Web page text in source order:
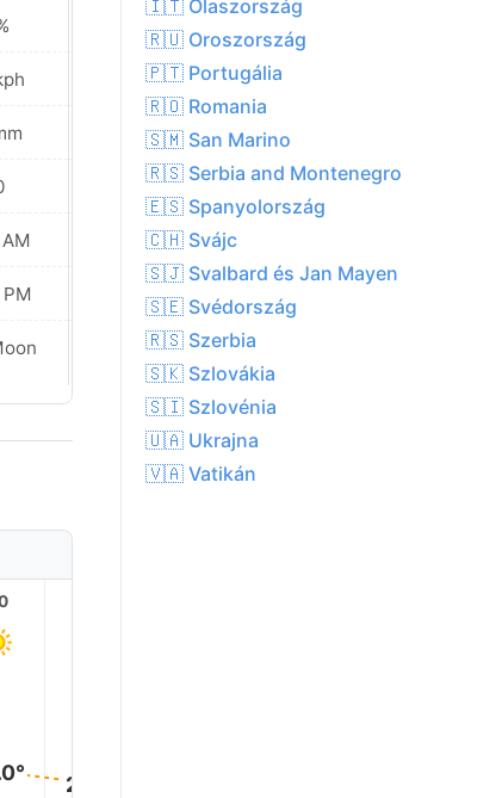
30%
14.8 kph
0.0 mm
8.0
06:22 AM
08:24 PM
New Moon
25.0°
🇮🇹 Olaszország
🇷🇺 Oroszország
🇵🇹 Portugália
🇷🇴 Romania
🇸🇲 San Marino
🇷🇸 Serbia and Montenegro
🇪🇸 Spanyolország
🇨🇭 Svájc
🇸🇯 Svalbard és Jan Mayen
🇸🇪 Svédország
🇷🇸 Szerbia
🇸🇰 Szlovákia
🇸🇮 Szlovénia
🇺🇦 Ukrajna
🇻🇦 Vatikán